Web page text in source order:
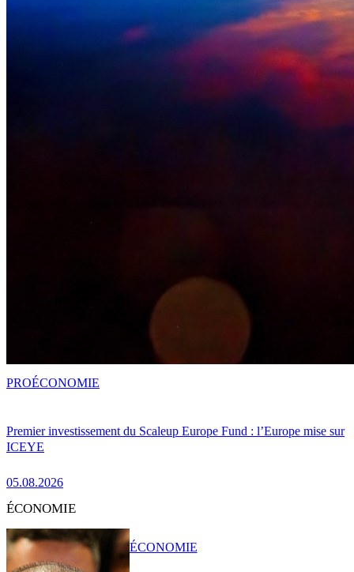
Premier investissement du Scaleup Europe Fund : l’Europe mise sur
ICEYE
05.08.2026
PROÉCONOMIE
ÉCONOMIE
ÉCONOMIE